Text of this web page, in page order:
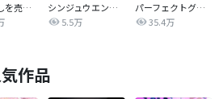
私がわたしを売る理由
シンジュウエンド【タテヨミ】
5.5万
パーフェクトグリッター
35.4万
作品